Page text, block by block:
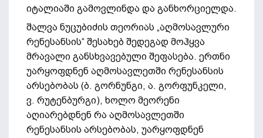
იტალიაში გამოვლინდა და განხორციელდა.
შალვა ნუცუბიძის თეორიას „აღმოსავლური
რენესანსის“ შესახებ შედეგად მოჰყვა
მრავალი განსხვავებული შეფასება. ერთნი
უარყოფდნენ აღმოსავლეთში რენესანსის
არსებობას (ბ. გორნუნგი, ა. გორფუნკელი,
ვ. რუტენბურგი), ხოლო მეორენი
აღიარებდნენ რა აღმოსავლეთში
რენესანსის არსებობას, უარყოფდნენ